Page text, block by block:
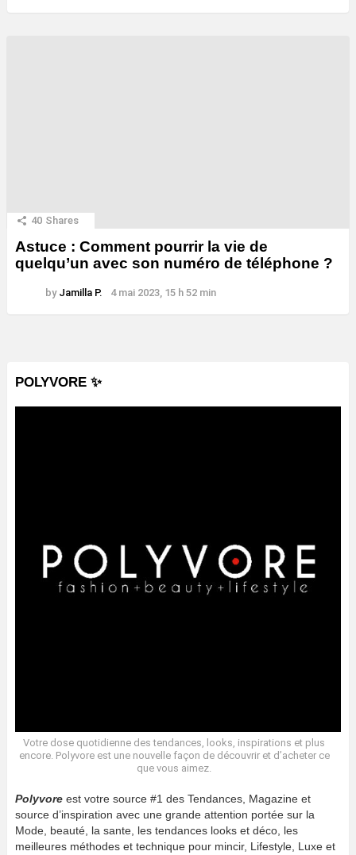
40 Shares
Astuce : Comment pourrir la vie de
quelqu’un avec son numéro de téléphone ?
by Jamilla P. 4 mai 2023, 15 h 52 min
POLYVORE ✨
Votre dose quotidienne des tendances, looks, inspirations et plus
encore. Polyvore est une nouvelle façon de découvrir et d’acheter ce
que vous aimez.
Polyvore est votre source #1 des Tendances, Magazine et
source d’inspiration avec une grande attention portée sur la
Mode, beauté, la sante, les tendances looks et déco, les
meilleures méthodes et technique pour mincir, Lifestyle, Luxe et